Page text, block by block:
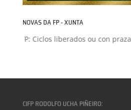
NOVAS DA FP - XUNTA
FP: Ciclos liberados ou con prazas
CIFP RODOLFO UCHA PIÑEIRO: